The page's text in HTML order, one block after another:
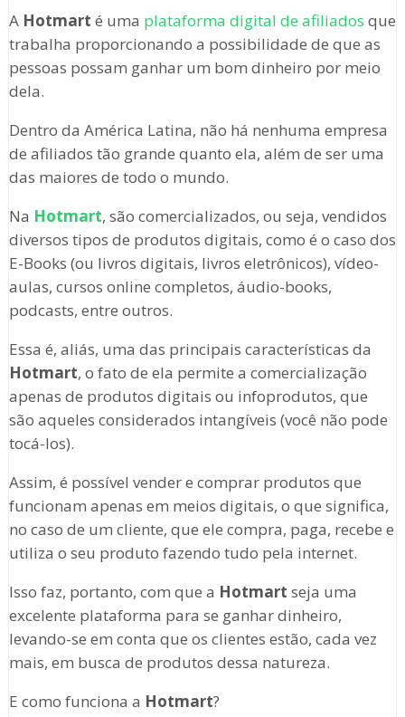
A Hotmart é uma plataforma digital de afiliados que
trabalha proporcionando a possibilidade de que as
pessoas possam ganhar um bom dinheiro por meio
dela.
Dentro da América Latina, não há nenhuma empresa
de afiliados tão grande quanto ela, além de ser uma
das maiores de todo o mundo.
Na Hotmart, são comercializados, ou seja, vendidos
diversos tipos de produtos digitais, como é o caso dos
E-Books (ou livros digitais, livros eletrônicos), vídeo-
aulas, cursos online completos, áudio-books,
podcasts, entre outros.
Essa é, aliás, uma das principais características da
Hotmart, o fato de ela permite a comercialização
apenas de produtos digitais ou infoprodutos, que
são aqueles considerados intangíveis (você não pode
tocá-los).
Assim, é possível vender e comprar produtos que
funcionam apenas em meios digitais, o que significa,
no caso de um cliente, que ele compra, paga, recebe e
utiliza o seu produto fazendo tudo pela internet.
Isso faz, portanto, com que a Hotmart seja uma
excelente plataforma para se ganhar dinheiro,
levando-se em conta que os clientes estão, cada vez
mais, em busca de produtos dessa natureza.
E como funciona a Hotmart?